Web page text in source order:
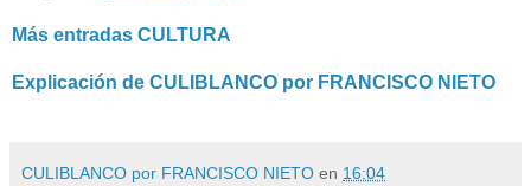
Más entradas CULTURA
Explicación de CULIBLANCO por FRANCISCO NIETO
CULIBLANCO por FRANCISCO NIETO en 16:04